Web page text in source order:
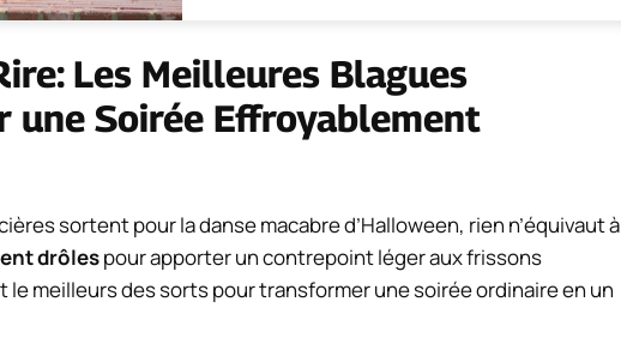
Les Meilleures Blagues
une Soirée Effroyablement
sortent pour la danse macabre d’Halloween, rien n’équivaut à
drôlespour apporter un contrepoint léger aux frissons
meilleurs des sorts pour transformer une soirée ordinaire en un